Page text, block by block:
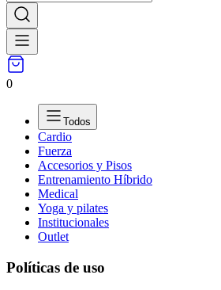
0
Todos
Cardio
Fuerza
Accesorios y Pisos
Entrenamiento Híbrido
Medical
Yoga y pilates
Institucionales
Outlet
Políticas de uso